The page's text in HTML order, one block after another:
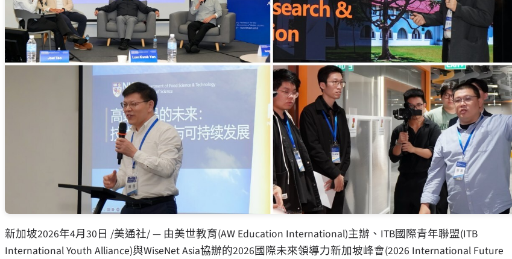
新加坡2026年4月30日 /美通社/ — 由美世教育(AW Education International)主辦、ITB國際青年聯盟(ITB
International Youth Alliance)與WiseNet Asia協辦的2026國際未來領導力新加坡峰會(2026 International Future